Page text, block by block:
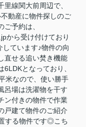
線関大前周辺で、
動産に物件探しのご
予約は、
から受け付けており
ています♪物件の向
直せる追い焚き機能
となっており、
米なので、使い勝手
呂場は洗濯物を干す
ン付きの物件で作業
戸建て物件のご紹介
する物件です◎こち